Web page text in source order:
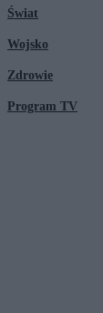
Świat
Wojsko
Zdrowie
Program TV